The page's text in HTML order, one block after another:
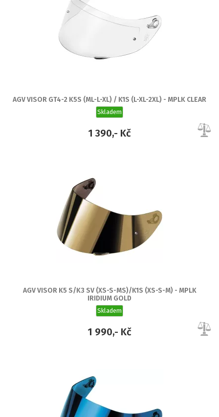
AGV VISOR GT4-2 K5S (ML-L-XL) / K1S (L-XL-2XL) - MPLK CLEAR
Skladem
1 390,- Kč
AGV VISOR K5 S/K3 SV (XS-S-MS)/K1S (XS-S-M) - MPLK
IRIDIUM GOLD
Skladem
1 990,- Kč